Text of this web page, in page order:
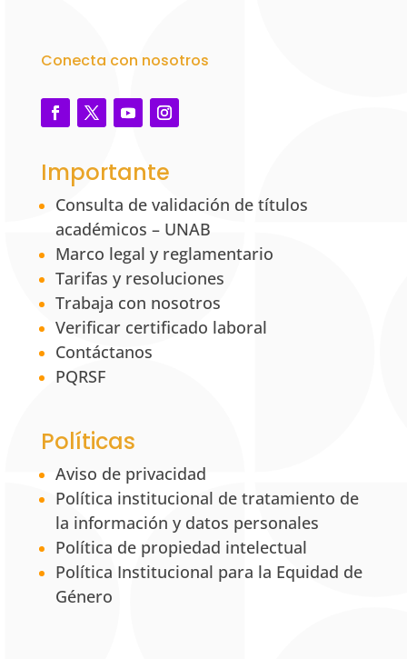
Conecta con nosotros
Importante
Consulta de validación de títulos
académicos – UNAB
Marco legal y reglamentario
Tarifas y resoluciones
Trabaja con nosotros
Verificar certificado laboral
Contáctanos
PQRSF
Políticas
Aviso de privacidad
Política institucional de tratamiento de
la información y datos personales
Política de propiedad intelectual
Política Institucional para la Equidad de
Género